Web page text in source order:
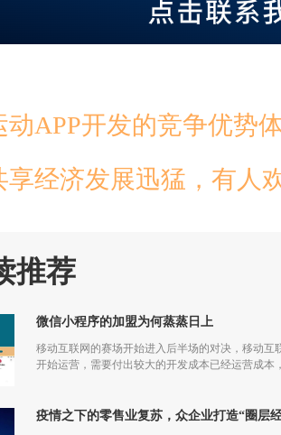
动APP开发的竞争优势
享经济发展迅猛，有人
推荐
微信小程序的加盟为何蒸蒸日上
移动互联网的赛场开始进入后半场的对决，移动
开始运营，需要付出较大的开发成本已经运营成
疫情之下的零售业复苏，众企业打造“圈层